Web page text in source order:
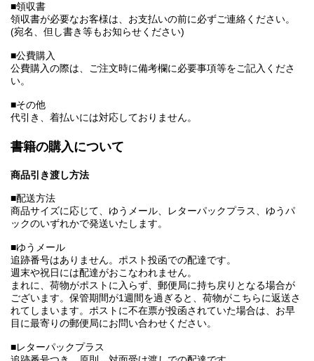
■領収書
領収書が必要なお客様は、お支払いの前に必ずご連絡ください。
(宛名、但し書き等もお知らせください)
■公費購入
公費購入の際は、ご注文時に備考欄に必要事項等をご記入くださ
い。
■その他
代引き、着払いには対応しておりません。
書籍の購入について
商品引き渡し方法
■配送方法
商品サイズに応じて、ゆうメール、レターパックプラス、ゆうパ
ックのいずれかで発送いたします。
■ゆうメール
追跡番号はありません。ポスト投函での配達です。
週末や祝日には配達がおこなわれません。
まれに、荷物がポストに入らず、郵便局に持ち戻りとなる場合が
ございます。保管期間が1週間を過ぎると、荷物がこちらに返送さ
れてしまいます。ポストに不在票が投函されていた場合は、お早
目に最寄りの郵便局にお問い合わせください。
■レターパックプラス